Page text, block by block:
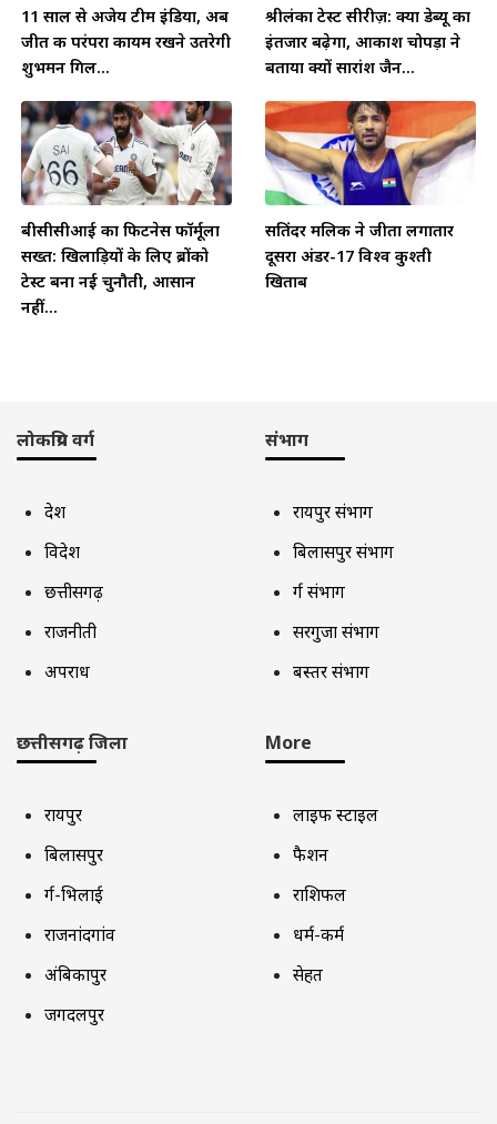
11 साल से अजेय टीम इंडिया, अब
जीत की परंपरा कायम रखने उतरेगी
शुभमन गिल...
श्रीलंका टेस्ट सीरीज़: क्या डेब्यू का
इंतजार बढ़ेगा, आकाश चोपड़ा ने
बताया क्यों सारांश जैन...
बीसीसीआई का फिटनेस फॉर्मूला
सख्त: खिलाड़ियों के लिए ब्रोंको
टेस्ट बना नई चुनौती, आसान
नहीं...
सतिंदर मलिक ने जीता लगातार
दूसरा अंडर-17 विश्व कुश्ती
खिताब
लोकप्रिय वर्ग
देश
विदेश
छत्तीसगढ़
राजनीती
अपराध
संभाग
रायपुर संभाग
बिलासपुर संभाग
दुर्ग संभाग
सरगुजा संभाग
बस्तर संभाग
छत्तीसगढ़ जिला
रायपुर
बिलासपुर
दुर्ग-भिलाई
राजनांदगांव
अंबिकापुर
जगदलपुर
More
लाइफ स्टाइल
फैशन
राशिफल
धर्म-कर्म
सेहत